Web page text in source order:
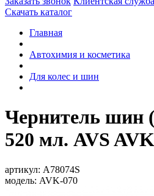
Скачать каталог
Главная
Автохимия и косметика
Для колес и шин
Чернитель шин
520 мл. AVS
артикул: A78074S
модель: AVK-070